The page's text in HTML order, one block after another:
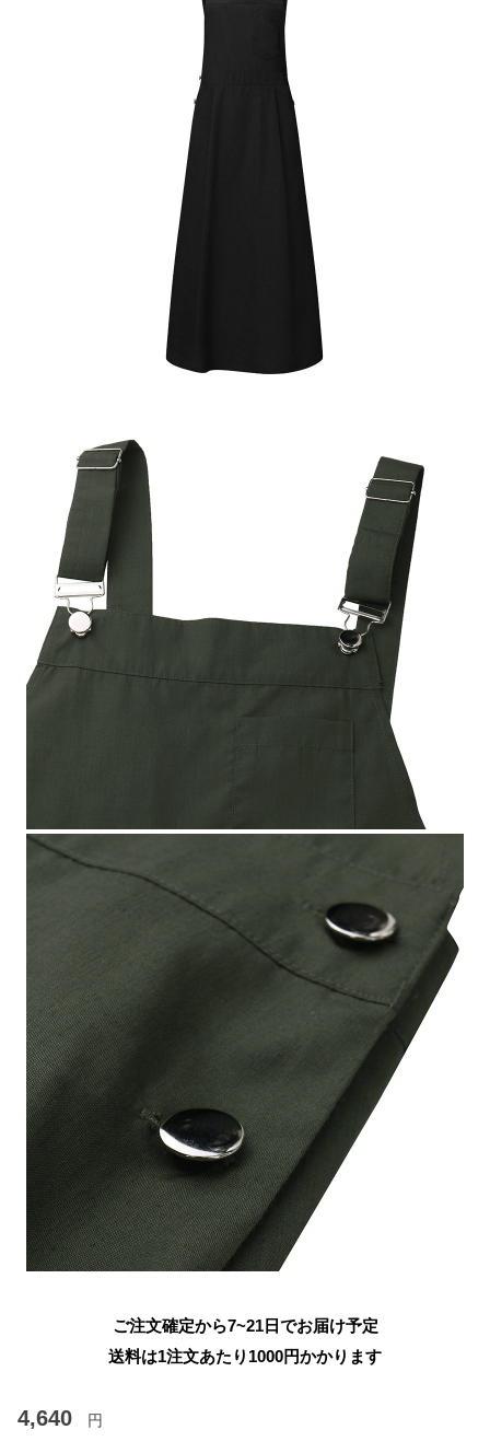
ご注文確定から7~21日でお届け予定
送料は1注文あたり 1000円かかります
4,640 円